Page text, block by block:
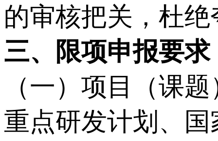
的审核把关，杜
三、限项申报要求
（一）项目（课
重点研发计划、